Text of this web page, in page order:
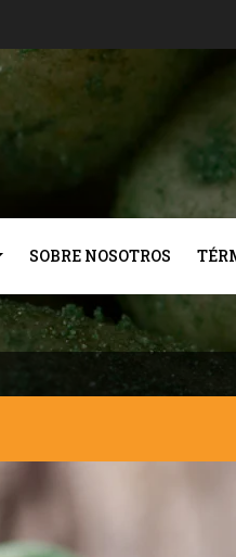
SOBRE NOSOTROS